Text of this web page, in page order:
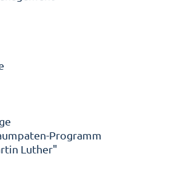
Programm
Luther"